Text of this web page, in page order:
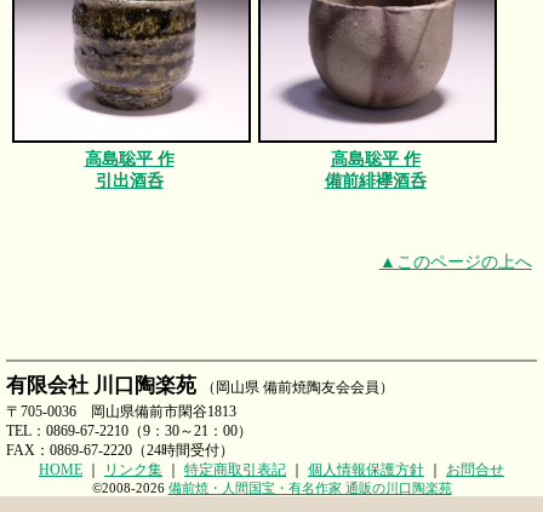
高島聡平 作
引出酒呑
高島聡平 作
備前緋襷酒呑
▲このページの上へ
有限会社 川口陶楽苑
（岡山県 備前焼陶友会会員）
〒705-0036 岡山県備前市閑谷1813
TEL：0869-67-2210（9：30～21：00）
FAX：0869-67-2220（24時間受付）
HOME
リンク集 特定商取引表記 個人情報保護方針 お問合せ
©2008-2026 備前焼・人間国宝・有名作家 通販の川口陶楽苑